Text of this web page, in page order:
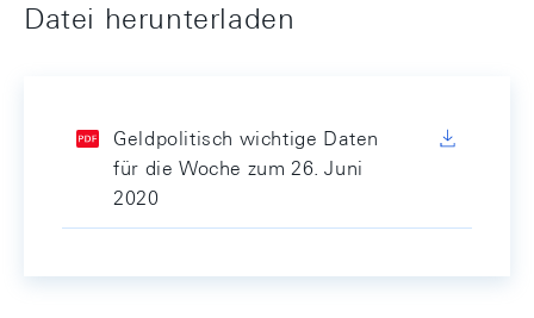
Datei herunterladen
Geldpolitisch wichtige Daten
für die Woche zum 26. Juni
2020